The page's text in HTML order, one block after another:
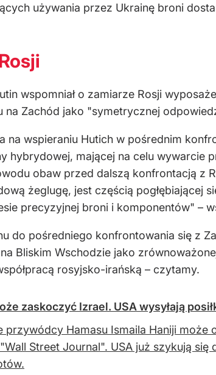
używania przez Ukrainę broni
wspomniał o zamiarze Rosji
Zachód jako "symetrycznej
na wspieraniu Hutich w pośrednim
mającej na celu wywarcie
obaw przed dalszą konfrontacją z
żeglugę, jest częścią pogłębiającej
precyzyjnej broni i komponentów" –
do pośredniego konfrontowania się z
Bliskim Wschodzie jako
rosyjsko-irańską – czytamy.
zaskoczyć Izrael. USA wysyłają
przywódcy Hamasu Ismaila Haniji
Street Journal". USA już szykują